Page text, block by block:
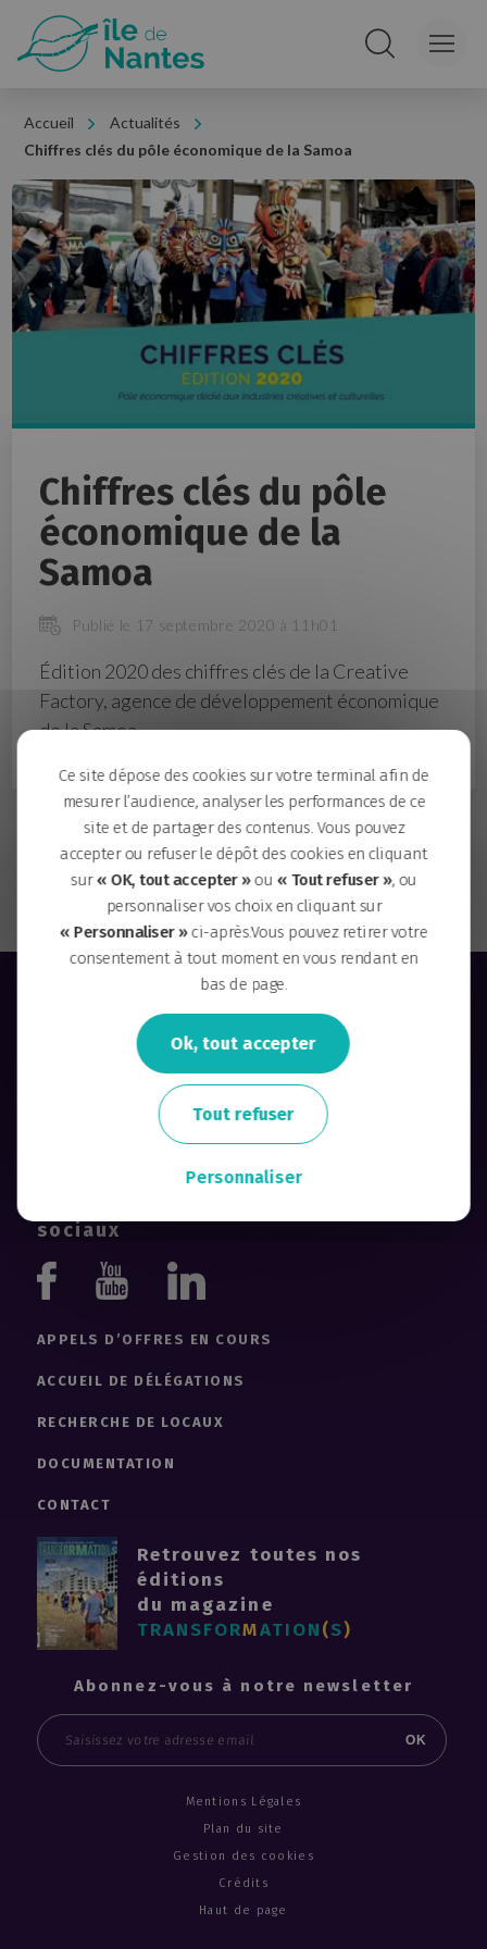
Accueil
Actualités
Chiffres clés du pôle économique de la Samoa
Chiffres clés du pôle
économique de la
Samoa
Publié le 17 septembre 2020 à 11h01
Édition 2020 des chiffres clés de la Creative
Factory, agence de développement économique
de la Samoa.
Plaquette et plan des opérations immobilières de l'île
de Nantes
Plaquette institutionnelle de la Samoa
2, ter quai François-Mitterrand, BP 36311 –
44263 Nantes cedex 2 France
Téléphone : + 33 (0)2 51 89 72 50
sociaux
YoutubeLinkedin
APPELS D’OFFRES EN COURS
ACCUEIL DE DÉLÉGATIONS
RECHERCHE DE LOCAUX
DOCUMENTATION
CONTACT
Retrouvez toutes nos
éditions
du magazine
TRANSFORMATION(S)
Abonnez-vous à notre newsletter
Email
OK
Mentions Légales
Plan du site
Gestion des cookies
Crédits
Haut de page
Panneau de gestion des cookies
Ce site dépose des cookies sur votre terminal afin de
mesurer l’audience, analyser les performances de ce
site et de partager des contenus. Vous pouvez
accepter ou refuser le dépôt des cookies en cliquant
sur« OK, tout accepter »ou « Tout refuser », ou
personnaliser vos choix en cliquant sur
« Personnaliser »ci-après.Vous pouvez retirer votre
consentement à tout moment en vous rendant en
bas de page.
Ok, tout accepter
Tout refuser
Personnaliser